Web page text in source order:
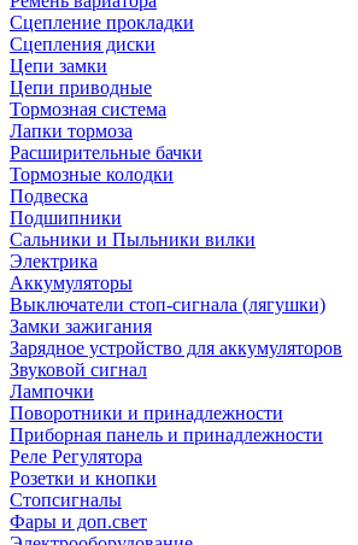
Сцепление прокладки
Сцепления диски
Цепи замки
Цепи приводные
Тормозная система
Лапки тормоза
Расширительные бачки
Тормозные колодки
Подвеска
Подшипники
Сальники и Пыльники вилки
Электрика
Аккумуляторы
Выключатели стоп-сигнала (лягушки)
Замки зажигания
Зарядное устройство для аккумуляторов
Звуковой сигнал
Лампочки
Поворотники и принадлежности
Приборная панель и принадлежности
Реле Регулятора
Розетки и кнопки
Стопсигналы
Фары и доп.свет